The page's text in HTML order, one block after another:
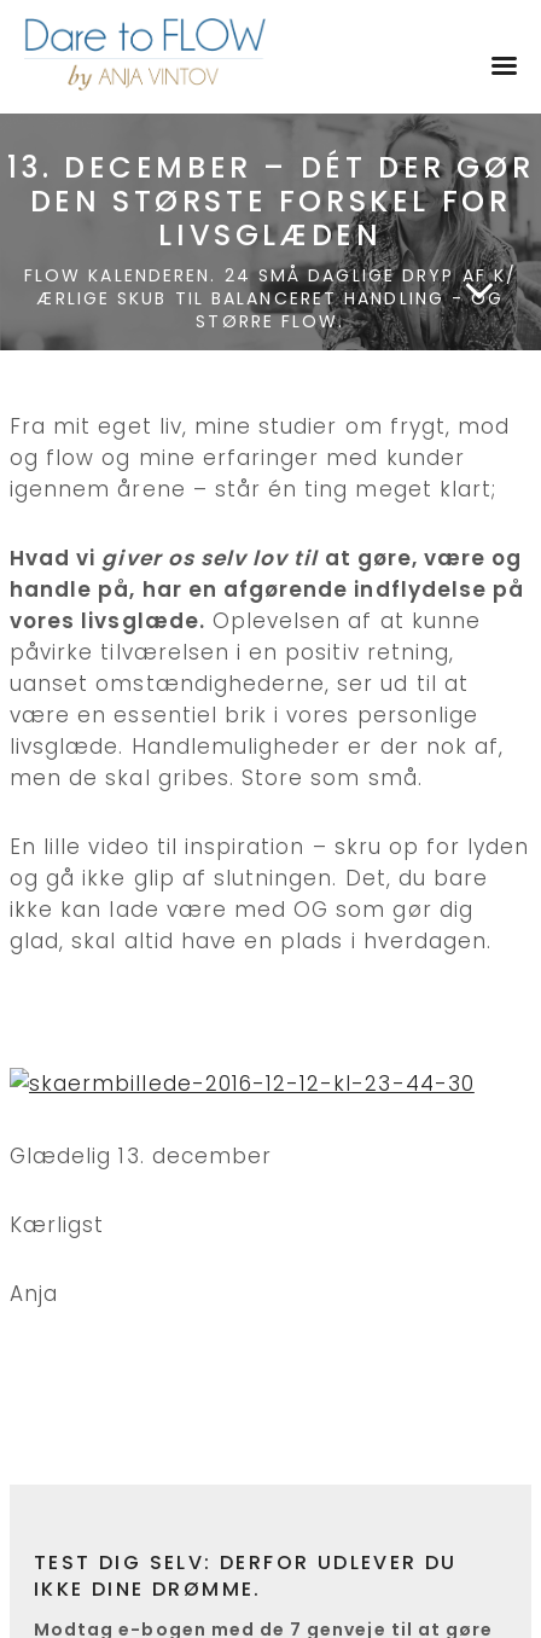
13. DECEMBER – DÉT DER GØR
DEN STØRSTE FORSKEL FOR
LIVSGLÆDEN
FLOW KALENDEREN. 24 SMÅ DAGLIGE DRYP AF K/
ÆRLIGE SKUB TIL BALANCERET HANDLING - OG
STØRRE FLOW.
Fra mit eget liv, mine studier om frygt, mod
og flow og mine erfaringer med kunder
igennem årene – står én ting meget klart;
Hvad vi giver os selv lov tilat gøre, være og
handle på, har en afgørende indflydelse på
vores livsglæde. Oplevelsen af at kunne
påvirke tilværelsen i en positiv retning,
uanset omstændighederne, ser ud til at
være en essentiel brik i vores personlige
livsglæde. Handlemuligheder er der nok af,
men de skal gribes. Store som små.
En lille video til inspiration – skru op for lyden
og gå ikke glip af slutningen. Det, du bare
ikke kan lade være med OG som gør dig
glad, skal altid have en plads i hverdagen.
Glædelig 13. december
Kærligst
Anja
TEST DIG SELV: DERFOR UDLEVER DU
IKKE DINE DRØMME.
Modtag e-bogen med de 7 genveje til at gøre